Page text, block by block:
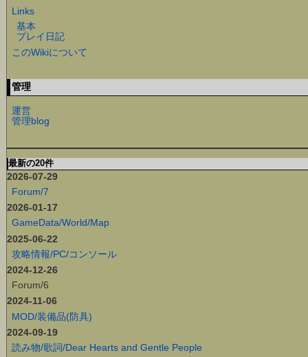
Links
基本
プレイ日記
このWikiについて
管理
運営
管理blog
最新の20件
2026-07-29
Forum/7
2026-01-17
GameData/World/Map
2025-06-22
攻略情報/PC/コンソール
2024-12-26
Forum/6
2024-11-06
MOD/装備品(防具)
2024-09-19
読み物/歌詞/Dear Hearts and Gentle People